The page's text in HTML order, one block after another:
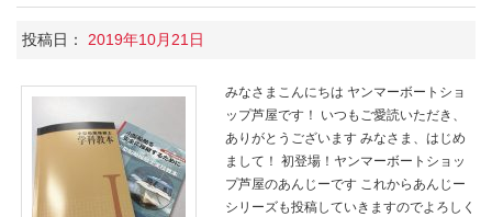
投稿日： 2019年10月21日
みなさまこんにちは ヤンマーボートショ
ップ芦屋です！ いつもご愛読いただき、
ありがとうございます みなさま、はじめ
まして！ 初登場！ヤンマーボートショッ
プ芦屋のあんじーです これからあんじー
シリーズも投稿していきますのでよろしく